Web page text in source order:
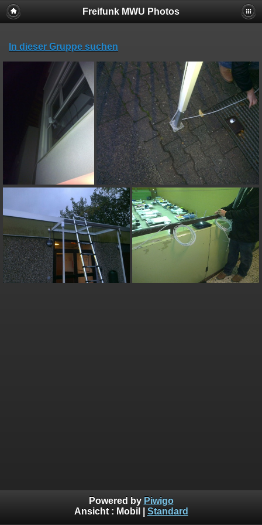
Freifunk MWU Photos
In dieser Gruppe suchen
Powered by Piwigo
Ansicht : Mobil Standard